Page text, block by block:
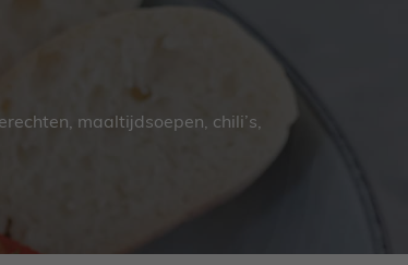
maaltijdsoepen, chili’s,